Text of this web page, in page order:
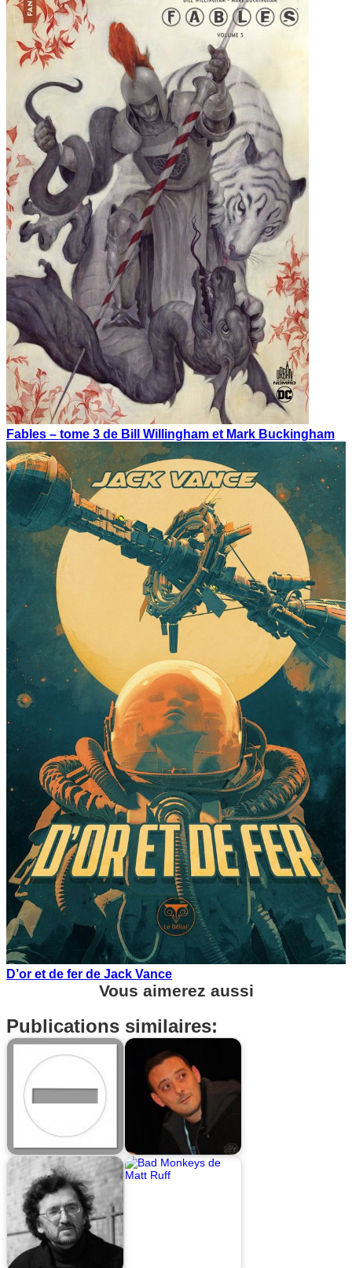
Fables – tome 3 de Bill Willingham et Mark Buckingham
D’or et de fer de Jack Vance
Vous aimerez aussi
Publications similaires: